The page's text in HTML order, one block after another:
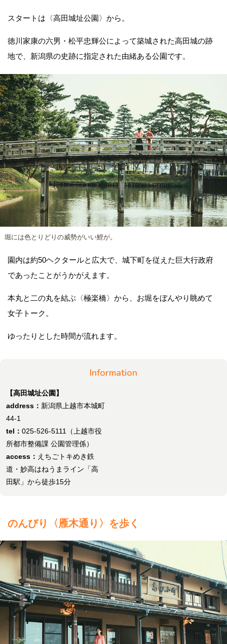
スタートは〈高田城址公園〉から。
徳川家康の六男・松平忠輝公によって築城された高田城の跡
地で、新潟県の史跡に指定された由緒ある公園です。
堀には色とりどりの威勢がいい鯉が。
園内は約50ヘクタールと広大で、城下町を従えた巨大行政府
であったことがうかがえます。
本丸と二の丸を結ぶ〈極楽橋〉から、お堀をぼんやり眺めて
女子トーク。
ゆったりとした時間が流れます。
Information
【高田城址公園】
address： 新潟県上越市本城町
44-1
tel： 025-526-5111（上越市役
所都市整備課 公園管理係）
access： えちごトキめき鉄
道・妙高はねうまライン「高
田駅」から徒歩15分
のんびり〈雁木通り〉を歩く